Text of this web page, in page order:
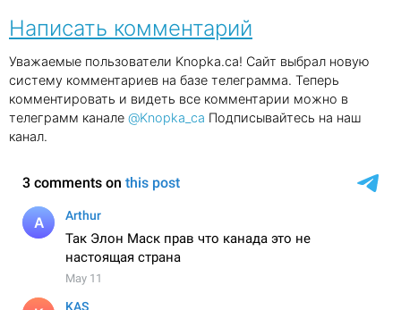
Написать комментарий
Уважаемые пользователи Knopka.ca! Сайт выбрал новую
систему комментариев на базе телеграмма. Теперь
комментировать и видеть все комментарии можно в
телеграмм канале @Knopka_ca Подписывайтесь на наш
канал.